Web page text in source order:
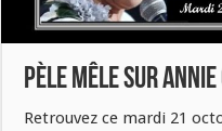
Pèle Mêle sur
Retrouvez ce mardi 21